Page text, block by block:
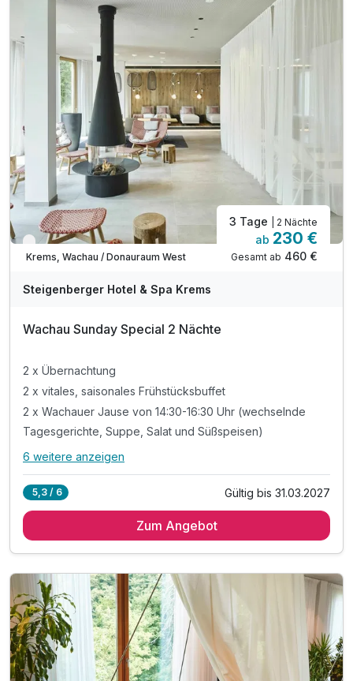
Kostenfreien Zimmer-Upgrade nach Verfügbarkeit
inkl. Nutzung der SPA World Luxury
inkl. Innenpool und Außenpool (ab Mai)
inkl. Nutzung der Saunen und Soledampfbad
Tipp: Weltkulturerbe Wachau und Kremser Altstadt
Tipp: Kunstmeile Krems
Verfügbar bis Dezember
Krems, Wachau / Donauraum West
3 Tage | 2 Nächte
ab 230 €
Gesamt ab 460 €
Steigenberger Hotel & Spa Krems
Wachau Sunday Special 2 Nächte
2 x Übernachtung
2 x vitales, saisonales Frühstücksbuffet
2 x Wachauer Jause von 14:30-16:30 Uhr (wechselnde
Tagesgerichte, Suppe, Salat und Süßspeisen)
Alle Inklusivleistungen
2 x vitales, saisonales Frühstücksbuffet
Kostenfreien Zimmer-Upgrade nach Verfügbarkeit
inkl. Nutzung der SPA World Luxury
inkl. Innenpool und Außenpool (ab Mai)
inkl. Nutzung der Saunen und Soledampfbad
Tipp: Weltkulturerbe Wachau und Kremser Altstadt
6 weitere anzeigen
5,3 / 6 Gültig bis 31.03.2027
Zum Angebot